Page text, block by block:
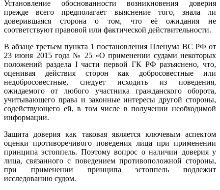
Установление обоснованности возникновения доверия
прежде всего предполагает выяснение того, знала ли
доверившаяся сторона о том, что её ожидания не
соответствуют правовой или фактической действительности.
В абзаце третьем пункта 1 постановления Пленума ВС РФ от
23 июня 2015 года № 25 «О применении судами некоторых
положений раздела I части первой ГК РФ разъяснено, что,
оценивая действия сторон как добросовестные или
недобросовестные, следует исходить из поведения,
ожидаемого от любого участника гражданского оборота,
учитывающего права и законные интересы другой стороны,
содействующего ей, в том числе в получении необходимой
информации.
Защита доверия как таковая является ключевым аспектом
оценки противоречивого поведения лица при применении
принципа эстоппель. Поэтому вопрос о наличии доверия у
лица, связанного с поведением противоположной стороны,
при применении принципа эстоппель подлежит
исследованию судом.